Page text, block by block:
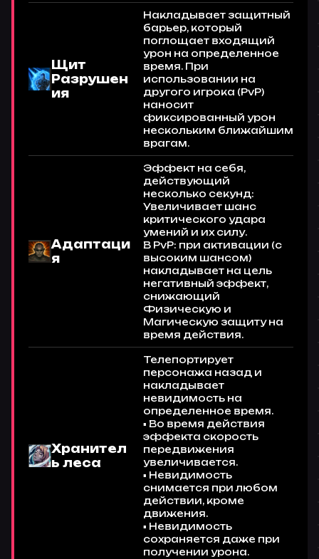
Щит
Разрушен
ия
Накладывает защитный
барьер, который
поглощает входящий
урон на определенное
время. При
использовании на
другого игрока (PvP)
наносит
фиксированный урон
нескольким ближайшим
врагам.
Адаптаци
я
Эффект на себя,
действующий
несколько секунд:
Увеличивает шанс
критического удара
умений и их силу.
В PvP: при активации (с
высоким шансом)
накладывает на цель
негативный эффект,
снижающий
Физическую и
Магическую защиту на
время действия.
Хранител
ь леса
Телепортирует
персонажа назад и
накладывает
невидимость на
определенное время.
▪ Во время действия
эффекта скорость
передвижения
увеличивается.
▪ Невидимость
снимается при любом
действии, кроме
движения.
▪ Невидимость
сохраняется даже при
получении урона.